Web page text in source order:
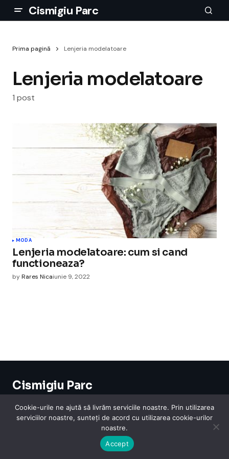
Cismigiu Parc
Prima pagină Lenjeria modelatoare
Lenjeria modelatoare
1 post
MODA
Lenjeria modelatoare: cum si cand
functioneaza?
byRares Nicaiunie 9, 2022
Cismigiu Parc
© 2024 CismigiuParc. All Rights Reserved.
Internet
Legislatie Medical Moda Sarbatori Telefoane Contact
Cookie-urile ne ajută să livrăm serviciile noastre. Prin utilizarea
serviciilor noastre, sunteți de acord cu utilizarea cookie-urilor
noastre.
Accept